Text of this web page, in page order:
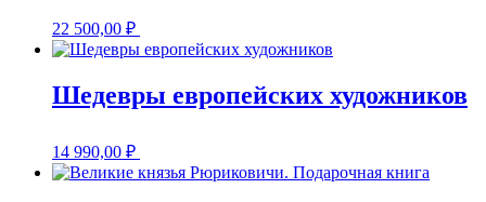
22 500,00 ₽
Шедевры европейских художников
14 990,00 ₽